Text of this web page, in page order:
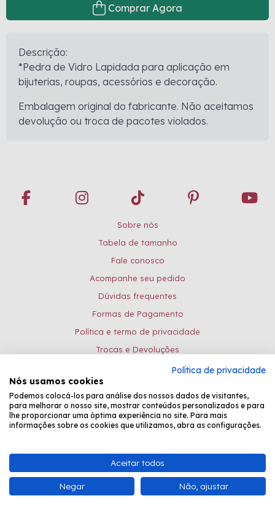
Comprar Agora
Descrição:
*Pedra de Vidro Lapidada para aplicação em
bijuterias, roupas, acessórios e decoração.
Embalagem original do fabricante. Não aceitamos
devolução ou troca de pacotes violados.
Sobre nós
Tabela de tamanho
Fale conosco
Acompanhe seu pedido
Dúvidas frequentes
Formas de Pagamento
Política e termo de privacidade
Trocas e Devoluções
Formas de pagamento:
Desenvolvido porFastchannel
Bead Shop Comércio de Pedrarias EPP - CNPJ: 08.081.031/0001-26 -
Atendimento Online: de seg. à sexta, das 8:30 às 17:15.
Política de privacidade
Nós usamos cookies
Podemos colocá-los para análise dos nossos dados de visitantes,
para melhorar o nosso site, mostrar conteúdos personalizados e para
lhe proporcionar uma óptima experiência no site. Para mais
informações sobre os cookies que utilizamos, abra as configurações.
Aceitar todos
Negar Não, ajustar